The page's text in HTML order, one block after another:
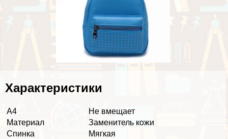
Хаpaктеристики
А4
Не вмещает
Материал
Заменитель кожи
Спинка
Мягкая